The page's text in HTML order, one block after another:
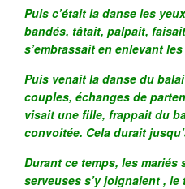
Puis c’était la danse les
bandés, tâtait, palpait,
s’embrassait en enlevant
Puis venait la danse du
couples, échanges de
visait une fille, frappait du
convoitée. Cela durait
Durant ce temps, les
serveuses s’y joignaient ,